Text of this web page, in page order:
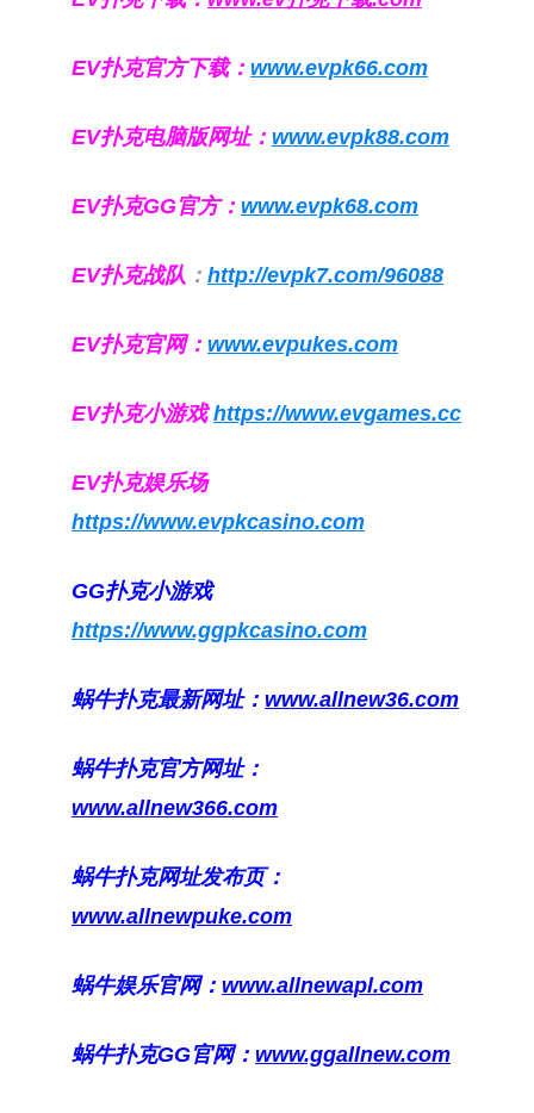
EV扑克官方下载： www.evpk66.com
EV扑克电脑版网址： www.evpk88.com
EV扑克GG官方： www.evpk68.com
EV扑克战队 ： http://evpk7.com/96088
EV扑克官网： www.evpukes.com
EV扑克小游戏https://www.evgames.cc
EV扑克娱乐场
https://www.evpkcasino.com
GG扑克小游戏
https://www.ggpkcasino.com
蜗牛扑克最新网址： www.allnew36.com
蜗牛扑克官方网址：
www.allnew366.com
蜗牛扑克网址发布页：
www.allnewpuke.com
蜗牛娱乐官网： www.allnewapl.com
蜗牛扑克GG官网： www.ggallnew.com